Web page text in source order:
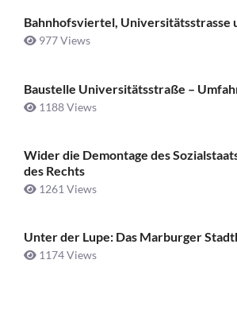
Bahnhofsviertel, Universitätsstrasse
977 Views
Baustelle Universitätsstraße ­–
1188 Views
Wider die Demontage des
des Rechts
1261 Views
Unter der Lupe: Das Marburger
1174 Views